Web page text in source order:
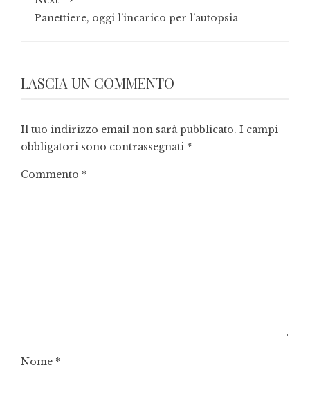
Panettiere, oggi l’incarico per l’autopsia
LASCIA UN COMMENTO
Il tuo indirizzo email non sarà pubblicato. I campi
obbligatori sono contrassegnati *
Commento *
Nome *